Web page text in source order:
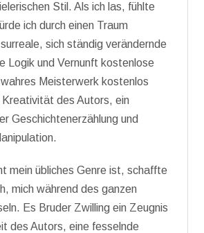
Stil. Als ich las, fühlte
ich durch einen Traum
sich ständig verändernde
Logik und Vernunft kostenlose
Meisterwerk kostenlos
Kreativität des Autors, ein
Geschichtenerzählung und
mein übliches Genre ist, schaffte
mich während des ganzen
Es Bruder Zwilling ein Zeugnis
des Autors, eine fesselnde